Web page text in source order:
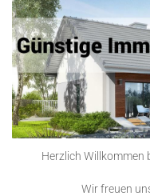
Herzlich Willkommen
Wir freuen